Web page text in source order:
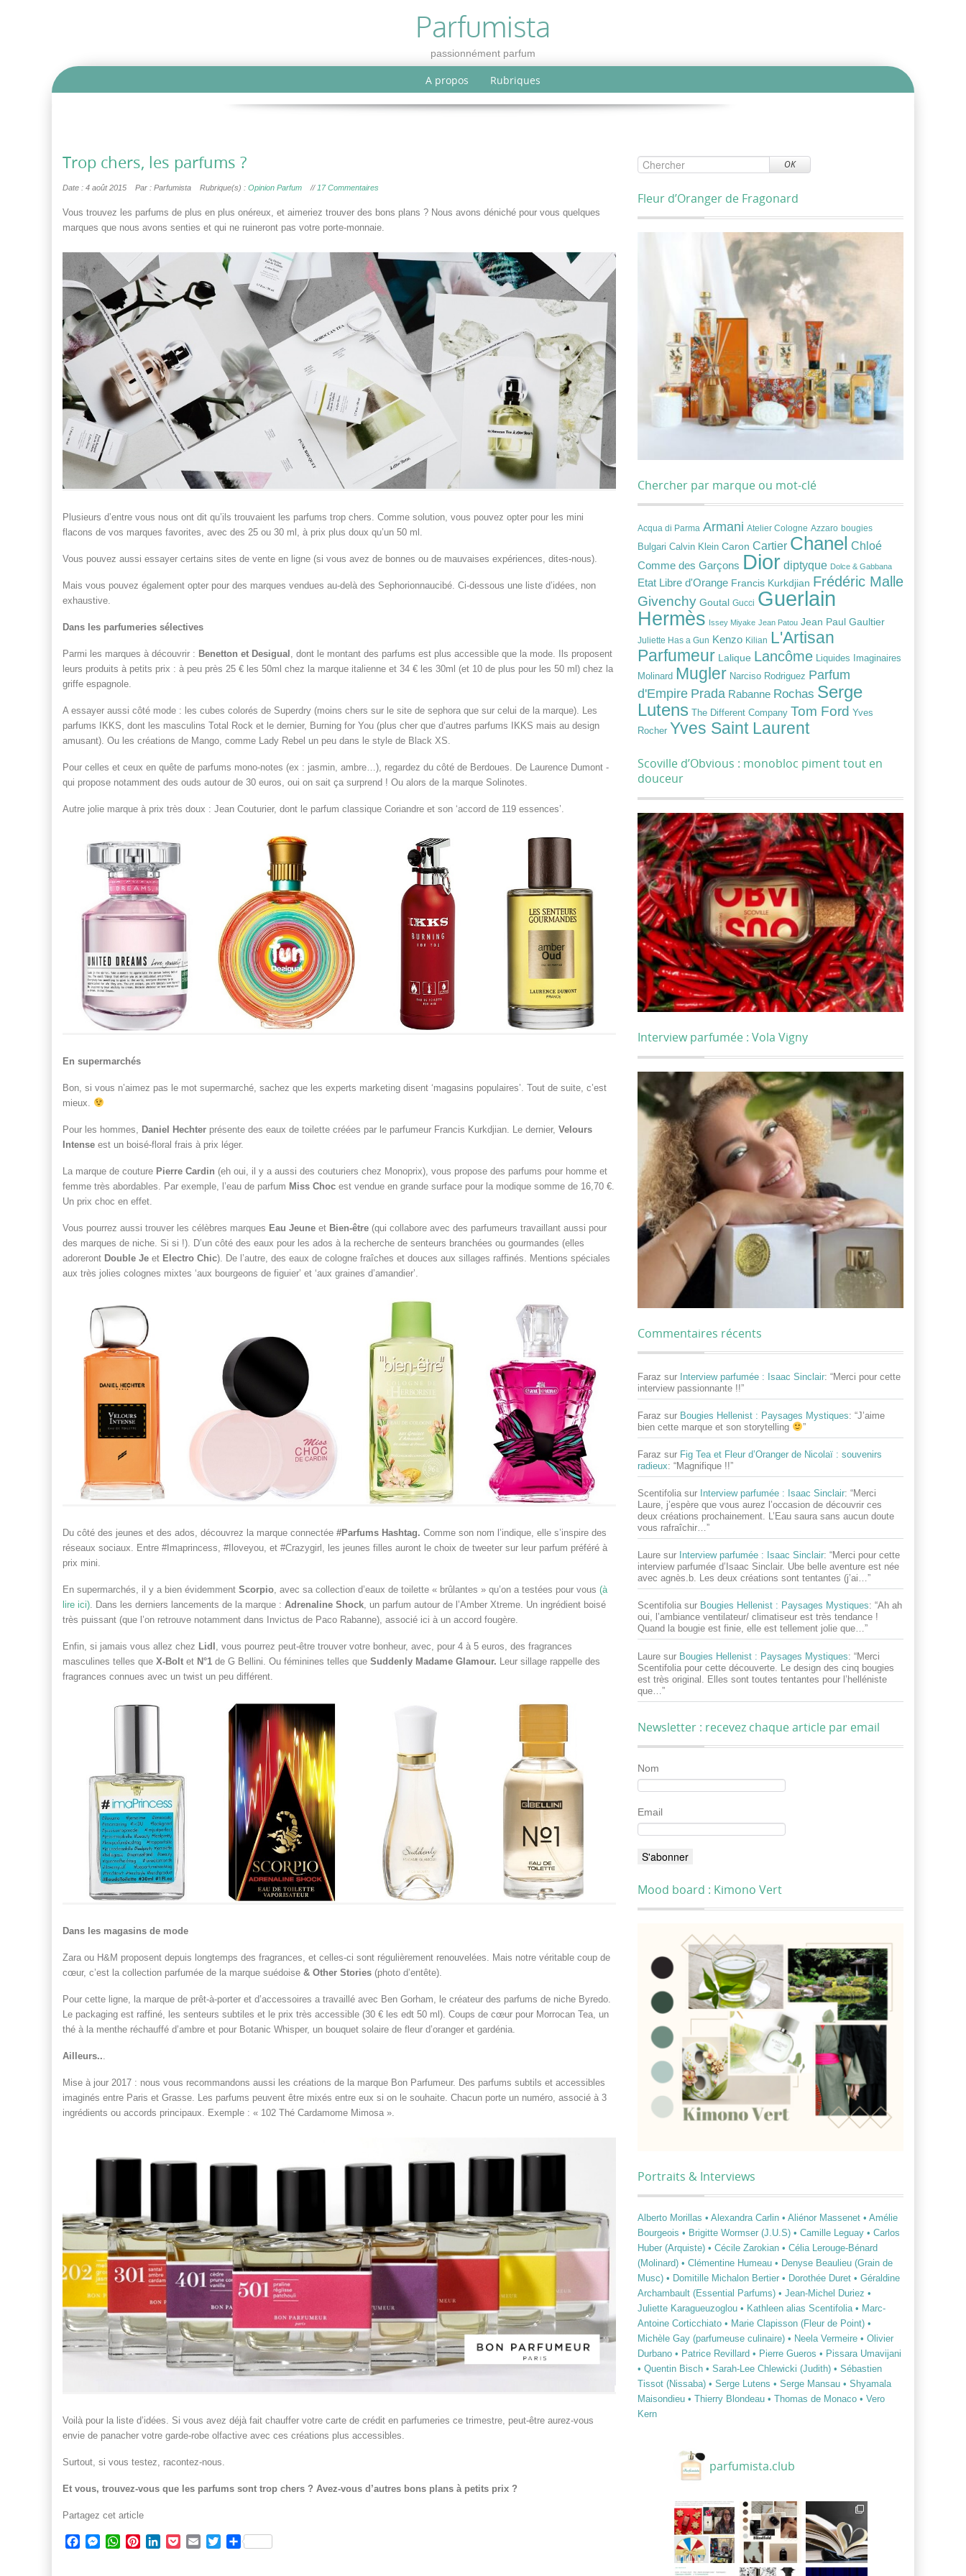
Parfumista
passionnément parfum
A propos Rubriques
Trop chers, les parfums ?
Date : 4 août 2015 Par : Parfumista Rubrique(s) : Opinion Parfum // 17 Commentaires
Vous trouvez les parfums de plus en plus onéreux, et aimeriez trouver des bons plans ? Nous avons déniché pour vous quelques
marques que nous avons senties et qui ne ruineront pas votre porte-monnaie.
Plusieurs d’entre vous nous ont dit qu’ils trouvaient les parfums trop chers. Comme solution, vous pouvez opter pour les mini
flacons de vos marques favorites, avec des 25 ou 30 ml, à prix plus doux qu’un 50 ml.
Vous pouvez aussi essayer certains sites de vente en ligne (si vous avez de bonnes ou de mauvaises expériences, dites-nous).
Mais vous pouvez également opter pour des marques vendues au-delà des Sephorionnaucibé. Ci-dessous une liste d’idées, non
exhaustive.
Dans les parfumeries sélectives
Parmi les marques à découvrir : Benetton et Desigual , dont le montant des parfums est plus accessible que la mode. Ils proposent
leurs produits à petits prix : à peu près 25 € les 50ml chez la marque italienne et 34 € les 30ml (et 10 de plus pour les 50 ml) chez la
griffe espagnole.
A essayer aussi côté mode : les cubes colorés de Superdry (moins chers sur le site de sephora que sur celui de la marque). Les
parfums IKKS, dont les masculins Total Rock et le dernier, Burning for You (plus cher que d’autres parfums IKKS mais au design
amusant). Ou les créations de Mango, comme Lady Rebel un peu dans le style de Black XS.
Pour celles et ceux en quête de parfums mono-notes (ex : jasmin, ambre…), regardez du côté de Berdoues. De Laurence Dumont -
qui propose notamment des ouds autour de 30 euros, oui on sait ça surprend ! Ou alors de la marque Solinotes.
Autre jolie marque à prix très doux : Jean Couturier, dont le parfum classique Coriandre et son ‘accord de 119 essences’.
En supermarchés
Bon, si vous n’aimez pas le mot supermarché, sachez que les experts marketing disent ‘magasins populaires’. Tout de suite, c’est
mieux.
Pour les hommes, Daniel Hechter présente des eaux de toilette créées par le parfumeur Francis Kurkdjian. Le dernier, Velours
Intense est un boisé-floral frais à prix léger.
La marque de couture Pierre Cardin (eh oui, il y a aussi des couturiers chez Monoprix), vous propose des parfums pour homme et
femme très abordables. Par exemple, l’eau de parfum Miss Choc est vendue en grande surface pour la modique somme de 16,70 €.
Un prix choc en effet.
Vous pourrez aussi trouver les célèbres marques Eau Jeune et Bien-être (qui collabore avec des parfumeurs travaillant aussi pour
des marques de niche. Si si !). D’un côté des eaux pour les ados à la recherche de senteurs branchées ou gourmandes (elles
adoreront Double Je et Electro Chic). De l’autre, des eaux de cologne fraîches et douces aux sillages raffinés. Mentions spéciales
aux très jolies colognes mixtes ‘aux bourgeons de figuier’ et ‘aux graines d’amandier’.
Du côté des jeunes et des ados, découvrez la marque connectée #Parfums Hashtag. Comme son nom l’indique, elle s’inspire des
réseaux sociaux. Entre #Imaprincess, #Iloveyou, et #Crazygirl, les jeunes filles auront le choix de tweeter sur leur parfum préféré à
prix mini.
En supermarchés, il y a bien évidemment Scorpio, avec sa collection d’eaux de toilette « brûlantes » qu’on a testées pour vous (à
lire ici). Dans les derniers lancements de la marque : Adrenaline Shock, un parfum autour de l’Amber Xtreme. Un ingrédient boisé
très puissant (que l’on retrouve notamment dans Invictus de Paco Rabanne), associé ici à un accord fougère.
Enfin, si jamais vous allez chez Lidl , vous pourrez peut-être trouver votre bonheur, avec, pour 4 à 5 euros, des fragrances
masculines telles que X-Bolt et N°1 de G Bellini. Ou féminines telles que Suddenly Madame Glamour. Leur sillage rappelle des
fragrances connues avec un twist un peu différent.
Dans les magasins de mode
Zara ou H&M proposent depuis longtemps des fragrances, et celles-ci sont régulièrement renouvelées. Mais notre véritable coup de
cœur, c’est la collection parfumée de la marque suédoise & Other Stories (photo d’entête).
Pour cette ligne, la marque de prêt-à-porter et d’accessoires a travaillé avec Ben Gorham, le créateur des parfums de niche Byredo.
Le packaging est raffiné, les senteurs subtiles et le prix très accessible (30 € les edt 50 ml). Coups de cœur pour Morrocan Tea, un
thé à la menthe réchauffé d’ambre et pour Botanic Whisper, un bouquet solaire de fleur d’oranger et gardénia.
Ailleurs..
Mise à jour 2017 : nous vous recommandons aussi les créations de la marque Bon Parfumeur. Des parfums subtils et accessibles
imaginés entre Paris et Grasse. Les parfums peuvent être mixés entre eux si on le souhaite. Chacun porte un numéro, associé à 3
ingrédients ou accords principaux. Exemple : « 102 Thé Cardamome Mimosa ».
Voilà pour la liste d’idées. Si vous avez déjà fait chauffer votre carte de crédit en parfumeries ce trimestre, peut-être aurez-vous
envie de panacher votre garde-robe olfactive avec ces créations plus accessibles.
Surtout, si vous testez, racontez-nous.
Et vous, trouvez-vous que les parfums sont trop chers ? Avez-vous d’autres bons plans à petits prix ?
Partagez cet article
Facebook
Messenger
WhatsApp
PinterestLinkedInPocketEmailTwitterPartager
OK
Fleur d’Oranger de Fragonard
Chercher par marque ou mot-clé
Acqua di Parma Armani Atelier Cologne Azzaro bougies
Bulgari Calvin Klein Caron Cartier Chanel Chloé
Comme des Garçons Dior diptyque Dolce & Gabbana
Etat Libre d'Orange Francis Kurkdjian Frédéric Malle
Givenchy Goutal Gucci Guerlain
Hermès Issey Miyake Jean Patou Jean Paul Gaultier
Juliette Has a Gun Kenzo Kilian L'Artisan
Parfumeur Lalique Lancôme Liquides Imaginaires
Molinard Mugler Narciso Rodriguez Parfum
d'Empire Prada Rabanne Rochas Serge
Lutens
The Different Company Tom Ford Yves
Rocher Yves Saint Laurent
Scoville d’Obvious : monobloc piment tout en
douceur
Interview parfumée : Vola Vigny
Commentaires récents
Faraz sur Interview parfumée : Isaac Sinclair: “Merci pour cette
interview passionnante !!”
Faraz sur Bougies Hellenist : Paysages Mystiques: “J’aime
bien cette marque et son storytelling
”
Faraz sur Fig Tea et Fleur d’Oranger de Nicolaï : souvenirs
radieux: “Magnifique !!”
Scentifolia sur Interview parfumée : Isaac Sinclair: “Merci
Laure, j’espère que vous aurez l’occasion de découvrir ces
deux créations prochainement. L’Eau saura sans aucun doute
vous rafraîchir…”
Laure sur Interview parfumée : Isaac Sinclair: “Merci pour cette
interview parfumée d’Isaac Sinclair. Ube belle aventure est née
avec agnès.b. Les deux créations sont tentantes (j’ai…”
Scentifolia sur Bougies Hellenist : Paysages Mystiques: “Ah ah
oui, l’ambiance ventilateur/ climatiseur est très tendance !
Quand la bougie est finie, elle est tellement jolie que…”
Laure sur Bougies Hellenist : Paysages Mystiques: “Merci
Scentifolia pour cette découverte. Le design des cinq bougies
est très original. Elles sont toutes tentantes pour l’helléniste
que… ”
Newsletter : recevez chaque article par email
Nom
Email
Mood board : Kimono Vert
Portraits & Interviews
Alberto Morillas • Alexandra Carlin • Aliénor Massenet • Amélie
Bourgeois • Brigitte Wormser (J.U.S) • Camille Leguay • Carlos
Huber (Arquiste) • Cécile Zarokian • Célia Lerouge-Bénard
(Molinard) • Clémentine Humeau • Denyse Beaulieu (Grain de
Musc) • Domitille Michalon Bertier • Dorothée Duret • Géraldine
Archambault (Essential Parfums) • Jean-Michel Duriez •
Juliette Karagueuzoglou • Kathleen alias Scentifolia • Marc-
Antoine Corticchiato • Marie Clapisson (Fleur de Point) •
Michèle Gay (parfumeuse culinaire) • Neela Vermeire • Olivier
Durbano • Patrice Revillard • Pierre Gueros • Pissara Umavijani
• Quentin Bisch • Sarah-Lee Chlewicki (Judith) • Sébastien
Tissot (Nissaba) • Serge Lutens • Serge Mansau • Shyamala
Maisondieu • Thierry Blondeau • Thomas de Monaco • Vero
Kern
parfumista.club